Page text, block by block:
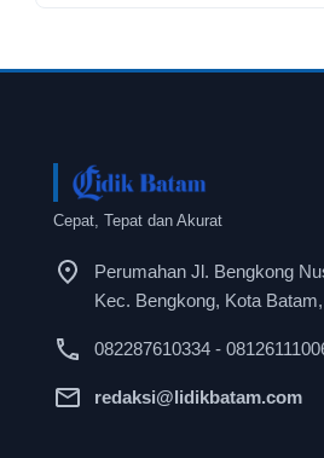
Cepat, Tepat dan Akurat
Perumahan Jl. Bengkong
Kec. Bengkong, Kota
082287610334 -
redaksi@lidikbatam.com